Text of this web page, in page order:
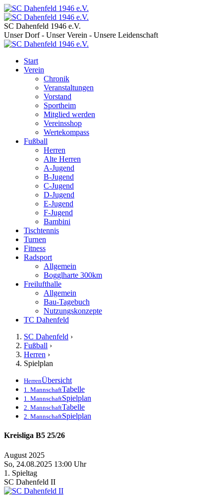
SC Dahenfeld 1946 e.V.
Unser Dorf - Unser Verein - Unsere Leidenschaft
Start
Verein
Chronik
Veranstaltungen
Vorstand
Sportheim
Mitglied werden
Vereinsshop
Wertekompass
Fußball
Herren
Alte Herren
A-Jugend
B-Jugend
C-Jugend
D-Jugend
E-Jugend
F-Jugend
Bambini
Tischtennis
Turnen
Fitness
Radsport
Allgemein
Bogglharte 300km
Freilufthalle
Allgemein
Bau-Tagebuch
Nutzungskonzepte
TC Dahenfeld
SC Dahenfeld ›
Fußball ›
Herren ›
Spielplan
HerrenÜbersicht
1. MannschaftTabelle
1. MannschaftSpielplan
2. MannschaftTabelle
2. MannschaftSpielplan
Kreisliga B5 25/26
August 2025
So, 24.08.2025 13:00 Uhr
1. Spieltag
SC Dahenfeld II